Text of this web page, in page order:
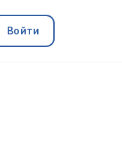
Войти